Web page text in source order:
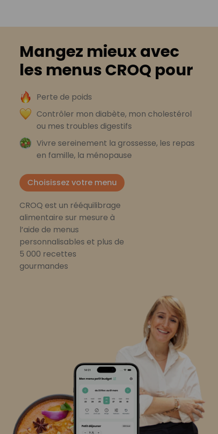
Mangez mieux avec
les menus CROQ pour
Perte de poids
Contrôler mon diabète, mon cholestérol
ou mes troubles digestifs
Vivre sereinement la grossesse, les repas
en famille, la ménopause
Choisissez votre menu
CROQ est un rééquilibrage
alimentaire sur mesure à
l’aide de menus
personnalisables et plus de
5 000 recettes
gourmandes